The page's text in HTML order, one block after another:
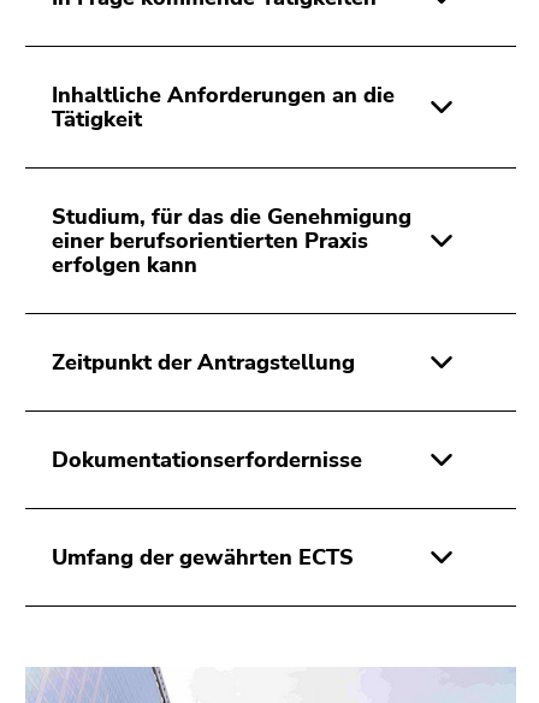
Inhaltliche Anforderungen an die
Tätigkeit
Studium, für das die Genehmigung
einer berufsorientierten Praxis
erfolgen kann
Zeitpunkt der Antragstellung
Dokumentationserfordernisse
Umfang der gewährten ECTS